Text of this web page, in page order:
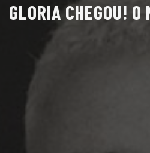
GLORIA CHEGOU!